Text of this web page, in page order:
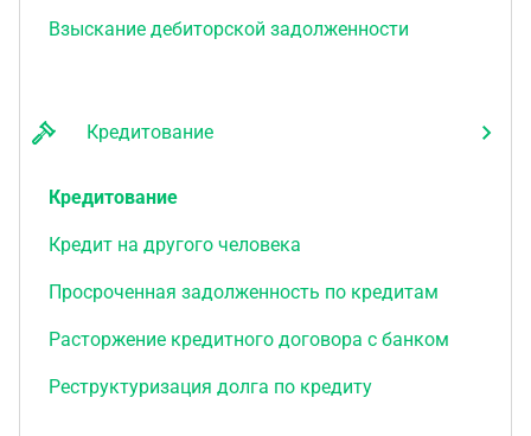
Взыскание дебиторской задолженности
Кредитование
Кредитование
Кредит на другого человека
Просроченная задолженность по кредитам
Расторжение кредитного договора с банком
Реструктуризация долга по кредиту